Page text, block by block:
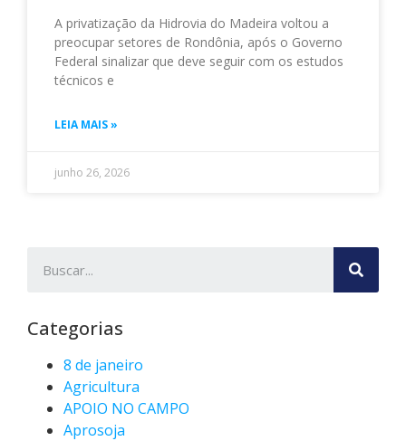
A privatização da Hidrovia do Madeira voltou a
preocupar setores de Rondônia, após o Governo
Federal sinalizar que deve seguir com os estudos
técnicos e
LEIA MAIS »
junho 26, 2026
Categorias
8 de janeiro
Agricultura
APOIO NO CAMPO
Aprosoja